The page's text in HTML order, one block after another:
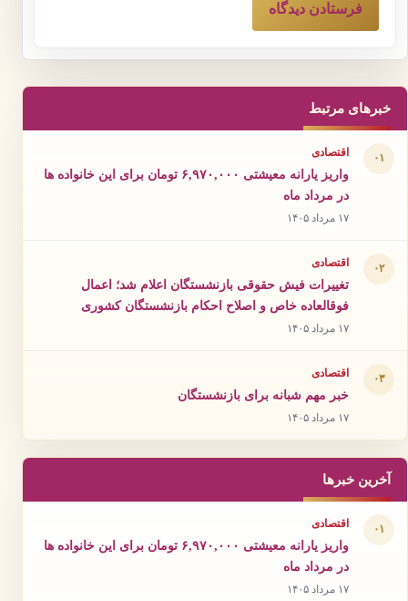
خبرهای مرتبط
۰۱ اقتصادی
واریز یارانه معیشتی ۶,۹۷۰,۰۰۰ تومان برای این خانواده ها
در مرداد ماه
۱۷ مرداد ۱۴۰۵
۰۲ اقتصادی
تغییرات فیش حقوقی بازنشستگان اعلام شد؛ اعمال
فوقالعاده خاص و اصلاح احکام بازنشستگان کشوری
۱۷ مرداد ۱۴۰۵
۰۳ اقتصادی
خبر مهم شبانه برای بازنشستگان
۱۷ مرداد ۱۴۰۵
آخرین خبرها
۰۱ اقتصادی
واریز یارانه معیشتی ۶,۹۷۰,۰۰۰ تومان برای این خانواده ها
در مرداد ماه
۱۷ مرداد ۱۴۰۵